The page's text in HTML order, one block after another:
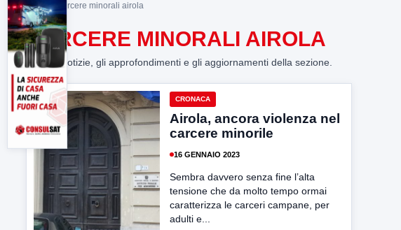
Home> carcere minorali airola
CARCERE MINORALI AIROLA
Tutte le notizie, gli approfondimenti e gli aggiornamenti della sezione.
CRONACA
Airola, ancora violenza nel
carcere minorile
16 GENNAIO 2023
Sembra davvero senza fine l’alta
tensione che da molto tempo ormai
caratterizza le carceri campane, per
adulti e...